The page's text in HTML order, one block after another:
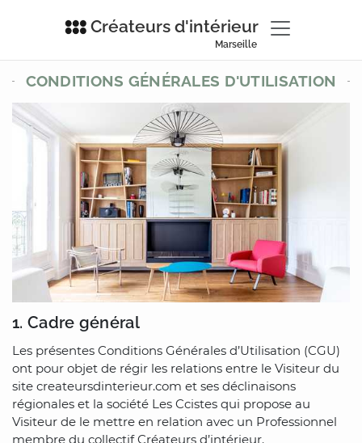
Créateurs d'intérieur
Marseille
CONDITIONS GÉNÉRALES D'UTILISATION
1. Cadre général
Les présentes Conditions Générales d’Utilisation (CGU)
ont pour objet de régir les relations entre le Visiteur du
site createursdinterieur.com et ses déclinaisons
régionales et la société Les Ccistes qui propose au
Visiteur de le mettre en relation avec un Professionnel
membre du collectif Créateurs d’intérieur.